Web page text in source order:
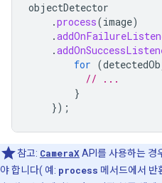
objectDetector
.process(image)
.
.
for (
// ...
}
});
참고: CameraXAPI를 사용하는 경
야 합니다( 예: process 메서드에서 반